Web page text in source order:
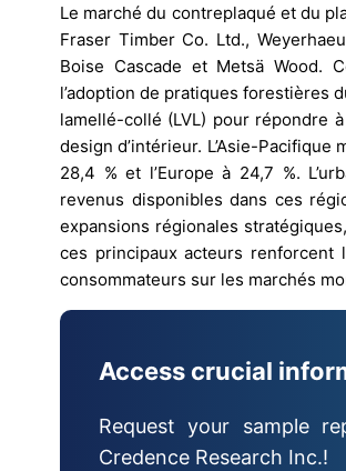
Le marché du contreplaqué et du
Fraser Timber Co. Ltd.,
Boise Cascade et Metsä Wood.
l’adoption de pratiques forestières
lamellé-collé (LVL) pour répondre
design d’intérieur. L’Asie-
28,4 % et l’Europe à 24,7 %.
revenus disponibles dans ces
expansions régionales
ces principaux acteurs
consommateurs sur les marchés
Access crucial
Request your sample
Credence Research Inc.!